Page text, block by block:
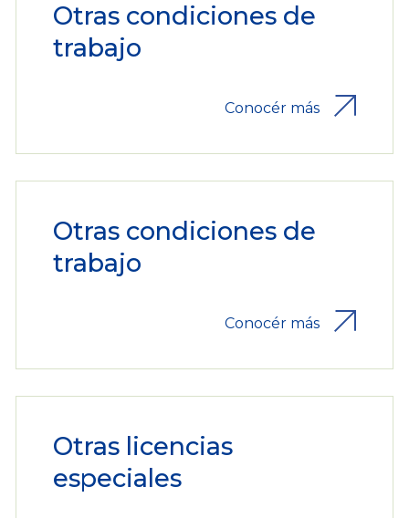
Otras condiciones de
trabajo
Conocér más
Otras condiciones de
trabajo
Conocér más
Otras licencias
especiales